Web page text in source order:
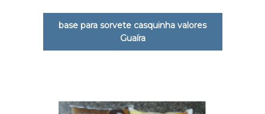
base para sorvete casquinha valores
Guaíra